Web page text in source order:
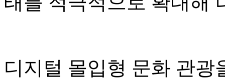
디지털 몰입형 문화 관광